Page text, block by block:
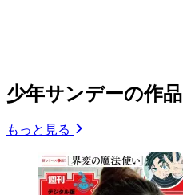
少年サンデーの作品
もっと見る